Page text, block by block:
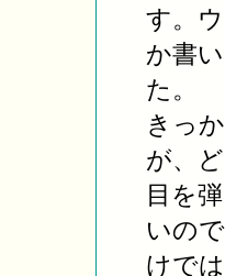
す。
か書
た。
きっ
が、
目を
いの
けで